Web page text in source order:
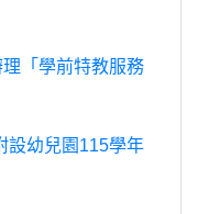
「學前特教服務
設幼兒園115學年